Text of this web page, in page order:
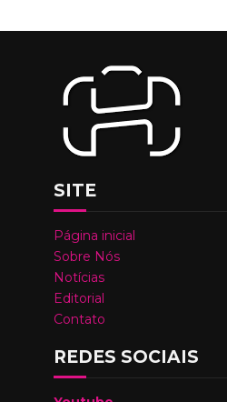
SITE
Página inicial
Sobre Nós
Notícias
Editorial
Contato
REDES SOCIAIS